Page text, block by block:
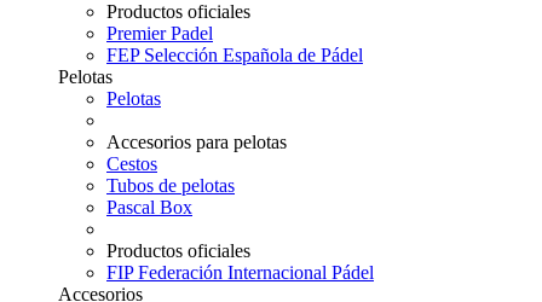
Productos oficiales
Premier Padel
FEP Selección Española de Pádel
Pelotas
Pelotas
Accesorios para pelotas
Cestos
Tubos de pelotas
Pascal Box
Productos oficiales
FIP Federación Internacional Pádel
Accesorios